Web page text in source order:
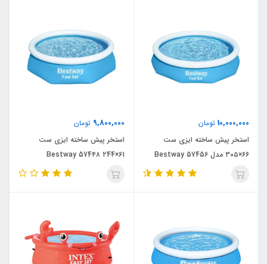
10,000,000 تومان
استخر پیش ساخته ایزی ست
۶۶×۳۰۵ مدل Bestway 57456
9,800,000 تومان
استخر پیش ساخته ایزی ست
61×244 Bestway 574۴۸